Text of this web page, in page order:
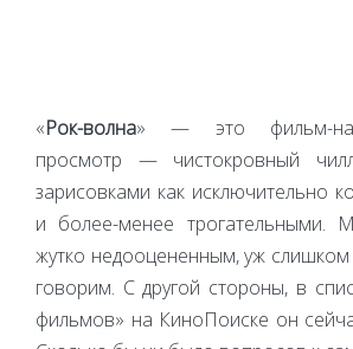
«Рок-волна» — это фильм-
просмотр — чистокровный
зарисовками как исключительно
и более-менее трогательными.
жутко недооцененным, уж
говорим. С другой стороны, в
фильмов» на КиноПоиске он